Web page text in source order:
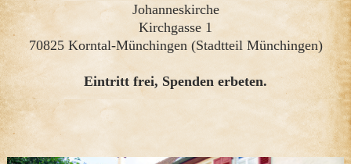
Johanneskirche
Kirchgasse 1
70825 Korntal-Münchingen (Stadtteil Münchingen)
Eintritt frei, Spenden erbeten.